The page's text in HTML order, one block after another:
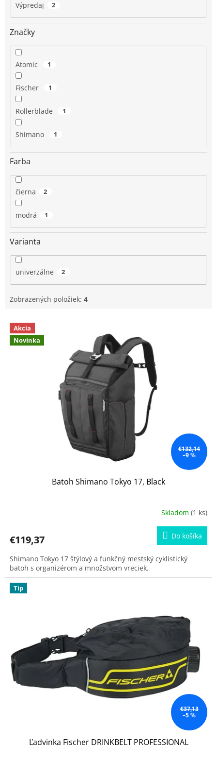
Výpredaj 2
Značky
Atomic 1
Fischer 1
Rollerblade 1
Shimano 1
Farba
čierna 2
modrá 1
Varianta
univerzálne 2
Zobrazených položiek: 4
V
p
Akcia
Novinka
€132,14
–9 %
Batoh Shimano Tokyo 17, Black
Skladom (1 ks)
€119,37 Do košíka
Shimano Tokyo 17 štýlový a funkčný mestský cyklistický
batoh s organizérom a množstvom vreciek.
Tip
€37,13
–5 %
Ľadvinka Fischer DRINKBELT PROFESSIONAL